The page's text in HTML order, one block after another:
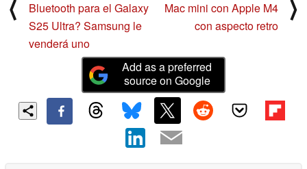
⟨
Bluetooth para el Galaxy
S25 Ultra? Samsung le
venderá uno
Mac mini con Apple M4
con aspecto retro
⟩
Add as a preferred
source on Google